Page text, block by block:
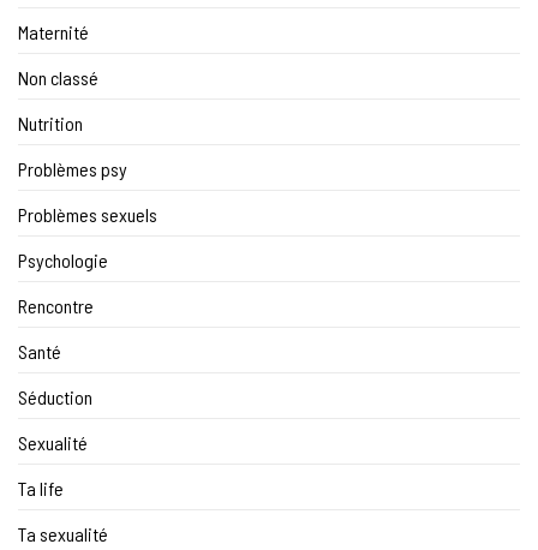
Maternité
Non classé
Nutrition
Problèmes psy
Problèmes sexuels
Psychologie
Rencontre
Santé
Séduction
Sexualité
Ta life
Ta sexualité